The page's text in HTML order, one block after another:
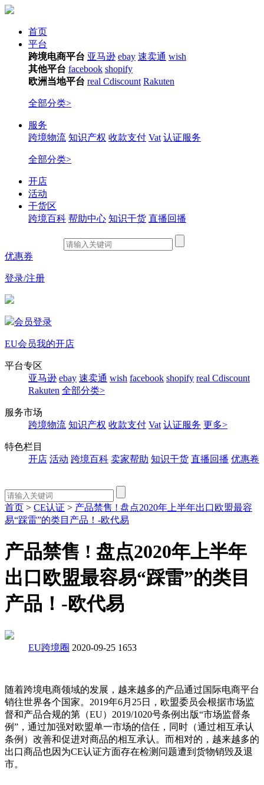
首页
平台
跨境电商平台 亚马逊 ebay 速卖通 wish
其他平台 facebook shopify
欧洲当地平台 real Cdiscount Rakuten
全部分类>
服务
跨境物流 知识产权 收款支付 Vat 认证服务
全部分类>
开店
活动
干货区
跨境百科 帮助中心 知识干货 直播回播
优惠券
登录/注册
会员登录
EU会员我的开店
平台专区
亚马逊 ebay 速卖通 wish facebook shopify real Cdiscount
Rakuten 全部分类>
服务市场
跨境物流 知识产权 收款支付 Vat 认证服务 更多>
特色栏目
开店 活动 跨境百科 卖家帮助 知识干货 直播回播 优惠卷
首页 > CE认证 > 产品禁售 ! 盘点2020年上半年出口欧盟最容
易“踩雷”的类目产品！-欧代易
产品禁售 ! 盘点2020年上半年
出口欧盟最容易“踩雷”的类目
产品！-欧代易
EU跨境圈 2020-09-25 1653
随着跨境电商领域的发展，越来越多的产品通过国际电商平台
销往世界各个国家。2019年6月25日，欧盟委员会根据市场监
督和产品合规的第（EU）2019/1020号条例出版“市场监督条
例”，通过加强对欧盟单一市场的信任，同时（通过相互承认
条例）改善和促进对商品的相互承认。而相对的，越来越多的
出口商品也因为CE认证方面存在检测问题遭到货物销毁及退
市。